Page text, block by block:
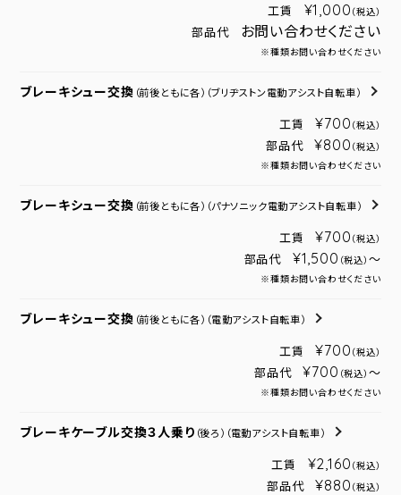
工賃 ¥1,000 （税込）
部品代 お問い合わせください
※種類お問い合わせください
ブレーキシュー交換 （前後ともに各） （ブリヂストン電動アシスト自転車）
工賃 ¥700 （税込）
部品代 ¥800 （税込）
※種類お問い合わせください
ブレーキシュー交換 （前後ともに各） （パナソニック電動アシスト自転車）
工賃 ¥700 （税込）
部品代 ¥1,500 （税込） ～
※種類お問い合わせください
ブレーキシュー交換 （前後ともに各） （電動アシスト自転車）
工賃 ¥700 （税込）
部品代 ¥700 （税込） ～
※種類お問い合わせください
ブレーキケーブル交換３人乗り （後ろ） （電動アシスト自転車）
工賃 ¥2,160 （税込）
部品代 ¥880 （税込）